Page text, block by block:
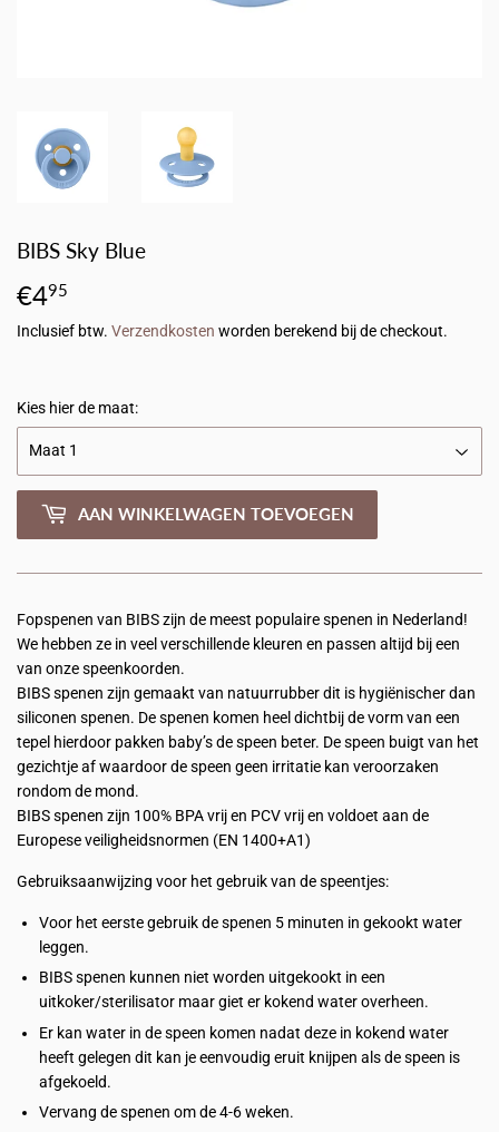
BIBS Sky Blue
€495
Inclusief btw. Verzendkosten worden berekend bij de checkout.
Kies hier de maat:
AAN WINKELWAGEN TOEVOEGEN
Fopspenen van BIBS zijn de meest populaire spenen in Nederland!
We hebben ze in veel verschillende kleuren en passen altijd bij een
van onze speenkoorden.
BIBS spenen zijn gemaakt van natuurrubber dit is hygiënischer dan
siliconen spenen. De spenen komen heel dichtbij de vorm van een
tepel hierdoor pakken baby’s de speen beter. De speen buigt van het
gezichtje af waardoor de speen geen irritatie kan veroorzaken
rondom de mond.
BIBS spenen zijn 100% BPA vrij en PCV vrij en voldoet aan de
Europese veiligheidsnormen (EN 1400+A1)
Gebruiksaanwijzing voor het gebruik van de speentjes:
Voor het eerste gebruik de spenen 5 minuten in gekookt water
leggen.
BIBS spenen kunnen niet worden uitgekookt in een
uitkoker/sterilisator maar giet er kokend water overheen.
Er kan water in de speen komen nadat deze in kokend water
heeft gelegen dit kan je eenvoudig eruit knijpen als de speen is
afgekoeld.
Vervang de spenen om de 4-6 weken.